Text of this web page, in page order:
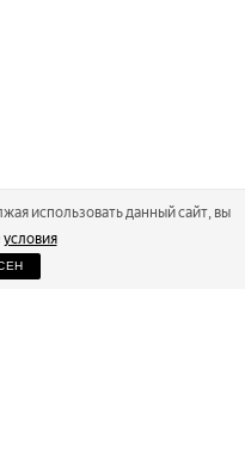
использовать данный сайт, вы
условия